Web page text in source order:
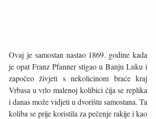
Ovaj je samostan nastao 1869. godine kada
je opat Franz Pfanner stigao u Banju Luku i
započeo živjeti s nekolicinom braće kraj
Vrbasa u vrlo malenoj kolibici čija se replika
i danas može vidjeti u dvorištu samostana. Ta
koliba se prije koristila za pečenje rakije i kao